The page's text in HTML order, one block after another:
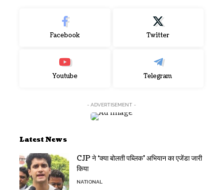
Facebook Twitter
Youtube Telegram
- ADVERTISEMENT -
Latest News
CJP ने ‘क्या बोलती पब्लिक’ अभियान का एजेंडा जारी
किया
NATIONAL